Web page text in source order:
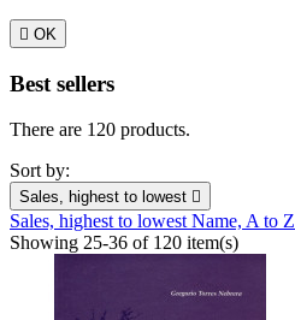
 OK
Best sellers
There are 120 products.
Sort by:
Sales, highest to lowest 
Sales, highest to lowestName, A to Z
Showing 25-36 of 120 item(s)